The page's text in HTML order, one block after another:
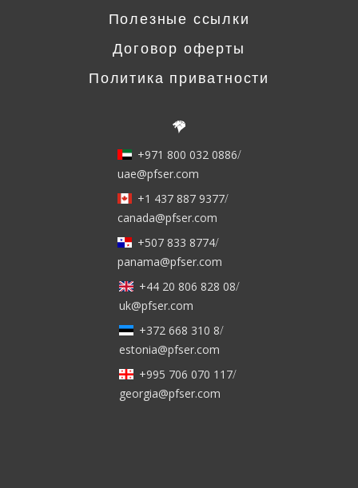
Полезные ссылки
Договор оферты
Политика приватности
+971 800 032 0886/
uae@pfser.com
+1 437 887 9377/
canada@pfser.com
+507 833 8774/
panama@pfser.com
+44 20 806 828 08/
uk@pfser.com
+372 668 310 8/
estonia@pfser.com
+995 706 070 117/
georgia@pfser.com